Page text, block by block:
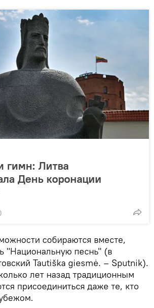
гимн: Литва
День коронации
собираются вместе,
"Национальную песнь" (в
Tautiška giesmė. – Sputnik).
лет назад традиционным
присоединиться даже те, кто